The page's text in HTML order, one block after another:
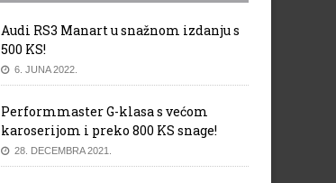
Audi RS3 Manart u snažnom izdanju s
500 KS!
6. JUNA 2022.
Performmaster G-klasa s većom
karoserijom i preko 800 KS snage!
28. DECEMBRA 2021.